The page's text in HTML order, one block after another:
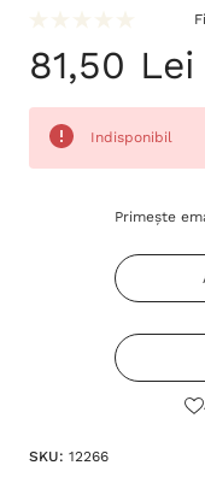
81,50 Lei
Indisponibil
Primește
SKU: 12266